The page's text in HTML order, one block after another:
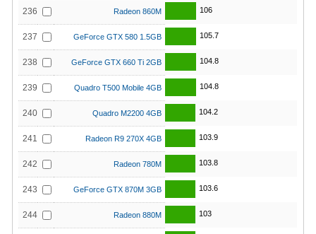
236 Radeon 860M 106
237 GeForce GTX 580 1.5GB 105.7
238 GeForce GTX 660 Ti 2GB 104.8
239 Quadro T500 Mobile 4GB 104.8
240 Quadro M2200 4GB 104.2
241 Radeon R9 270X 4GB 103.9
242 Radeon 780M 103.8
243 GeForce GTX 870M 3GB 103.6
244 Radeon 880M 103